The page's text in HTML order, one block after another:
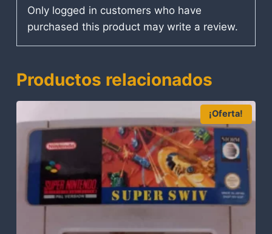
Only logged in customers who have
purchased this product may write a review.
Productos relacionados
¡Oferta!